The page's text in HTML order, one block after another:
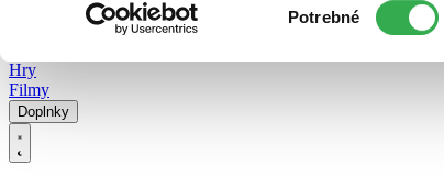
súhlasu
Potrebné
Hry
Filmy
Doplnky